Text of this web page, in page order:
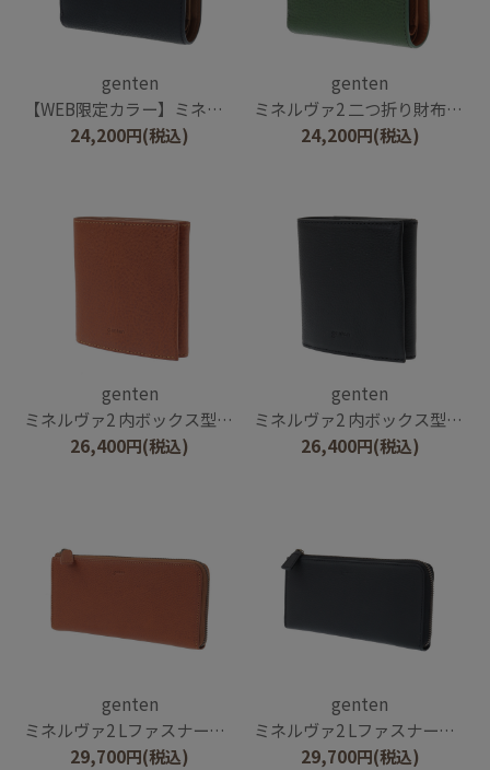
genten
【WEB限定カラー】ミネルヴァ2 二つ折り財布内Lファスナー
24,200円(税込)
genten
ミネルヴァ2 二つ折り財布内Lファスナー
24,200円(税込)
genten
ミネルヴァ2 内ボックス型二つ折り財布
26,400円(税込)
genten
ミネルヴァ2 内ボックス型二つ折り財布
26,400円(税込)
genten
ミネルヴァ2 Lファスナー長財布
29,700円(税込)
genten
ミネルヴァ2 Lファスナー長財布
29,700円(税込)